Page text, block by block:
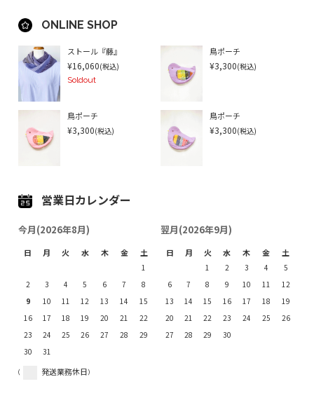
ONLINE SHOP
ストール『藤』
¥16,060(税込)
Soldout
鳥ポーチ
¥3,300(税込)
鳥ポーチ
¥3,300(税込)
鳥ポーチ
¥3,300(税込)
営業日カレンダー
今月(2026年8月)
日 月 火 水 木 金 土
1
2
3 4 5 6 7
8
9
10 11 12 13 14
15
16
17 18 19 20 21
22
23
24 25 26 27 28
29
30
31
翌月(2026年9月)
日 月 火 水 木 金 土
1 2 3 4
5
6
7 8 9 10 11
12
13
14 15 16 17 18
19
20
21 22 23 24 25
26
27
28 29 30
( 発送業務休日)